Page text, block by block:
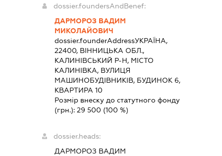
dossier.foundersAndBenef:
ДАРМОРОЗ ВАДИМ
МИКОЛАЙОВИЧ
dossier.founderAddressУКРАЇНА,
22400, ВІННИЦЬКА ОБЛ.,
КАЛИНІВСЬКИЙ Р-Н, МІСТО
КАЛИНІВКА, ВУЛИЦЯ
МАШИНОБУДІВНИКІВ, БУДИНОК 6,
КВАРТИРА 10
Розмір внеску до статутного фонду
(грн.): 29 500 (100 %)
dossier.heads:
ДАРМОРОЗ ВАДИМ